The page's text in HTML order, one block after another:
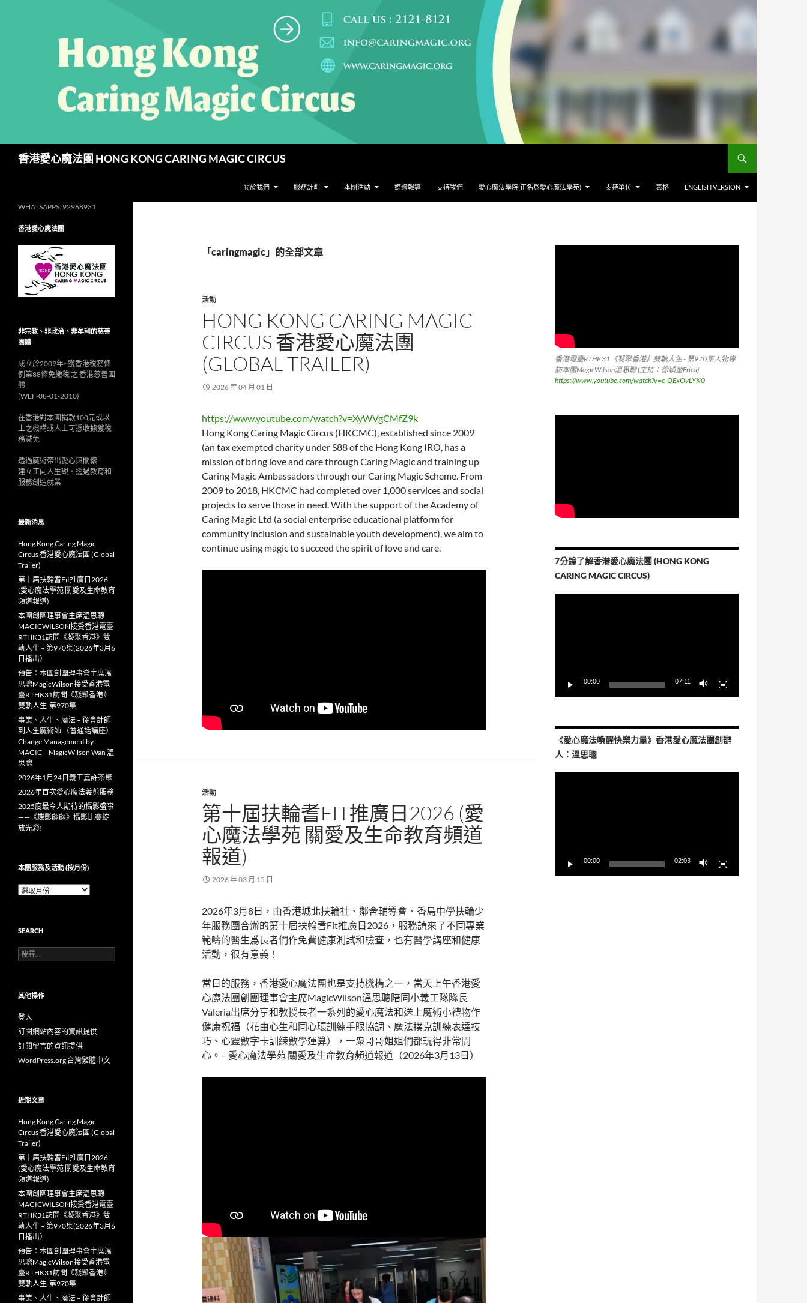
香港愛心魔法團 HONG KONG CARING MAGIC CIRCUS
關於我們 服務計劃 本團活動 媒體報導 支持我們 愛心魔法學院(正名爲愛心魔法學苑) 支持單位 表格 ENGLISH VERSION
「caringmagic」的全部文章
活動
HONG KONG CARING MAGIC
CIRCUS 香港愛心魔法團
(GLOBAL TRAILER)
2026 年 04 月 01 日
https://www.youtube.com/watch?v=XyWVgCMfZ9k
Hong Kong Caring Magic Circus (HKCMC), established since 2009
(an tax exempted charity under S88 of the Hong Kong IRO, has a
mission of bring love and care through Caring Magic and training up
Caring Magic Ambassadors through our Caring Magic Scheme. From
2009 to 2018, HKCMC had completed over 1,000 services and social
projects to serve those in need. With the support of the Academy of
Caring Magic Ltd (a social enterprise educational platform for
community inclusion and sustainable youth development), we aim to
continue using magic to succeed the spirit of love and care.
活動
第十屆扶輪耆FIT推廣日2026 (愛
心魔法學苑 關愛及生命教育頻道
報道)
2026 年 03 月 15 日
2026年3月8日，由香港城北扶輪社、鄰舍輔導會、香島中學扶輪少
年服務團合辦的第十屆扶輪耆Fit推廣日2026，服務請來了不同專業
範疇的醫生爲長者們作免費健康測試和檢查，也有醫學講座和健康
活動，很有意義！
當日的服務，香港愛心魔法團也是支持機構之一，當天上午香港愛
心魔法團創團理事會主席MagicWilson溫思聰陪同小義工隊隊長
Valeria出席分享和教授長者一系列的愛心魔法和送上魔術小禮物作
健康祝福（花由心生和同心環訓練手眼協調、魔法撲克訓練表達技
巧、心靈數字卡訓練數學運算），一衆哥哥姐姐們都玩得非常開
心。– 愛心魔法學苑 關愛及生命教育頻道報道（2026年3月13日）
香港電臺RTHK31《凝聚香港》雙軌人生 - 第970集人物專
訪本團MagicWilson溫思聰 (主持：徐穎堃Erica)
https://www.youtube.com/watch?v=c-QExOvLYK0
7分鐘了解香港愛心魔法團 (HONG KONG
CARING MAGIC CIRCUS)
00:00 07:11
《愛心魔法喚醒快樂力量》香港愛心魔法團創辦
人：溫思聰
00:00 02:03
WHATSAPPS: 92968931
香港愛心魔法團
非宗教、非政治、非牟利的慈善
團體
成立於2009年~獲香港稅務條
例第88條免繳稅 之 香港慈善團
體
(WEF-08-01-2010)
在香港對本團捐款100元或以
上之機構或人士可憑收據獲稅
務減免
透過魔術帶出愛心與關懷
建立正向人生觀‧透過教育和
服務創造就業
最新消息
Hong Kong Caring Magic
Circus 香港愛心魔法團 (Global
Trailer)
第十屆扶輪耆Fit推廣日2026
(愛心魔法學苑 關愛及生命教育
頻道報道)
本團創團理事會主席溫思聰
MAGICWILSON接受香港電臺
RTHK31訪問《凝聚香港》雙
軌人生 – 第970集(2026年3月6
日播出）
預告：本團創團理事會主席溫
思聰MagicWilson接受香港電
臺RTHK31訪問《凝聚香港》
雙軌人生-第970集
事業、人生、魔法 – 從會計師
到人生魔術師 （普通話講座）
Change Management by
MAGIC – MagicWilson Wan 溫
思聰
2026年1月24日義工嘉許茶聚
2026年首次愛心魔法義剪服務
2025度最令人期待的攝影盛事
——《蝶影翩翩》攝影比賽綻
放光彩!
本團服務及活動 (按月份)
本
及
動
(按
SEARCH
搜
尋
字:
其他操作
登入
訂閱網站內容的資訊提供
訂閱留言的資訊提供
WordPress.org 台灣繁體中文
近期文章
Hong Kong Caring Magic
Circus 香港愛心魔法團 (Global
Trailer)
第十屆扶輪耆Fit推廣日2026
(愛心魔法學苑 關愛及生命教育
頻道報道)
本團創團理事會主席溫思聰
MAGICWILSON接受香港電臺
RTHK31訪問《凝聚香港》雙
軌人生 – 第970集(2026年3月6
日播出）
預告：本團創團理事會主席溫
思聰MagicWilson接受香港電
臺RTHK31訪問《凝聚香港》
雙軌人生-第970集
事業、人生、魔法 – 從會計師